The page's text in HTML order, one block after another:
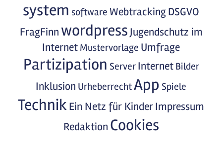
system software WebtrackingDSGVO
FragFinn wordpress Jugendschutz im
Internet Mustervorlage Umfrage
Partizipation Server Internet Bilder
Inklusion UrheberrechtApp Spiele
TechnikEin Netz für KinderImpressum
Redaktion Cookies